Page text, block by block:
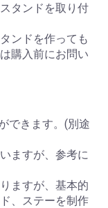
タンドを取り付
ンドを作っても
購入前にお問い
できます。(別途
ますが、参考に
ますが、基本的
、ステーを制作